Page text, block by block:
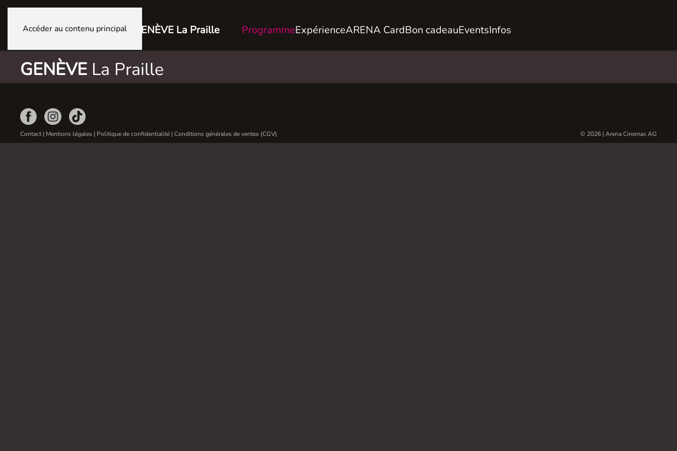
Accéder au contenu principal GENÈVE La Praille ProgrammeExpérienceARENA CardBon cadeauEventsInfos
GENÈVE La Praille
Contact| Mentions légales | Politique de confidentialité | Conditions générales de ventes (CGV) © 2026 | Arena Cinemas AG